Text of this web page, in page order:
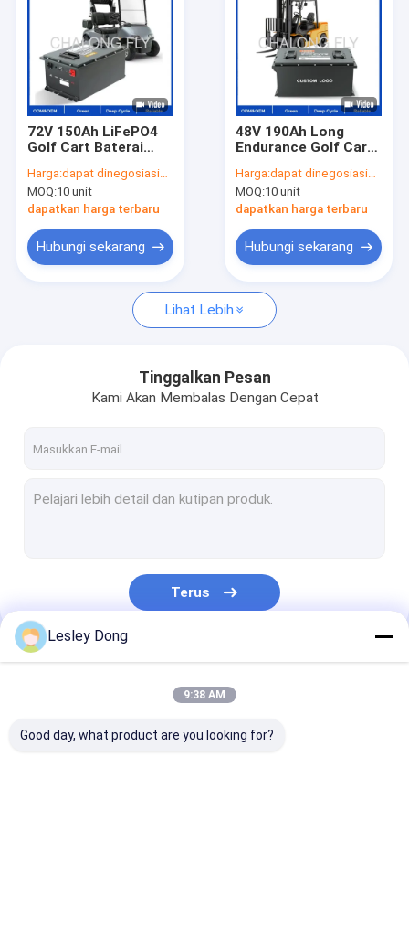
72V 150Ah LiFePO4
Golf Cart Baterai
Cycles dan IP65
Weatherproof
Perlindungan
Harga:dapat dinegosiasikan
MOQ:10 unit
dapatkan harga terbaru
Hubungi sekarang
48V 190Ah Long
Endurance Golf Cart
Harga:dapat dinegosiasikan
MOQ:10 unit
dapatkan harga terbaru
Hubungi sekarang
Lihat Lebih
Tinggalkan Pesan
Kami Akan Membalas Dengan Cepat
Terus
Kategori Kami
Lesley Dong
9:38 AM
Good day, what product are you looking for?